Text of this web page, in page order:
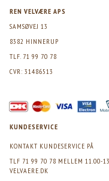
REN VELVÆRE APS
SAMSØVEJ 13
8382 HINNERUP
TLF. 71 99 70 78
CVR: 31486513
KUNDESERVICE
KONTAKT KUNDESERVICE PÅ
TLF 71 99 70 78 MELLEM 11.00-
VELVAERE.DK